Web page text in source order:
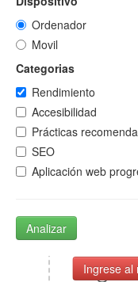
Ordenador
Movil
Categorias
Rendimiento
Accesibilidad
Prácticas
SEO
Aplicación web
Analizar
Ingrese al